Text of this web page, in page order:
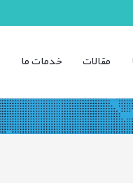
مقالات خدمات ما